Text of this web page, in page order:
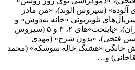
(سیروس الوند)، «من مادر
تلویزیونی «خانه به‌دوش» و
«متهم گریخت» (رضا عطاران)، «پایتخت‌»های ۲، ۳ و ۵ (سیروس
فتحی)، «بدون شرح» (مهدی
خانگی «هشتگ خاله سوسکه» (محمد
و…